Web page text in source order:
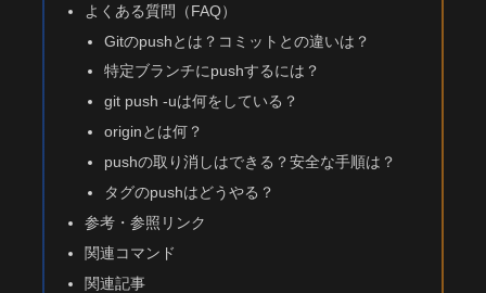
よくある質問（FAQ）
Gitのpushとは？コミットとの違いは？
特定ブランチにpushするには？
git push -uは何をしている？
originとは何？
pushの取り消しはできる？安全な手順は？
タグのpushはどうやる？
参考・参照リンク
関連コマンド
関連記事